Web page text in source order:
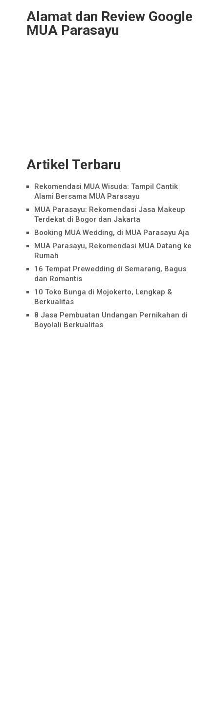
Alamat dan Review Google
MUA Parasayu
Artikel Terbaru
Rekomendasi MUA Wisuda: Tampil Cantik
Alami Bersama MUA Parasayu
MUA Parasayu: Rekomendasi Jasa Makeup
Terdekat di Bogor dan Jakarta
Booking MUA Wedding, di MUA Parasayu Aja
MUA Parasayu, Rekomendasi MUA Datang ke
Rumah
16 Tempat Prewedding di Semarang, Bagus
dan Romantis
10 Toko Bunga di Mojokerto, Lengkap &
Berkualitas
8 Jasa Pembuatan Undangan Pernikahan di
Boyolali Berkualitas